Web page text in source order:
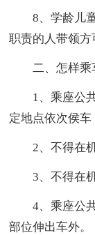
8、学龄儿
职责的人带领方
二、怎样乘
1、乘座公
定地点依次侯车
2、不得在
3、不得在
4、乘座公
部位伸出车外。